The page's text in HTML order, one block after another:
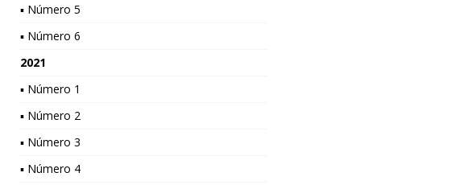
▪ Número 5
▪ Número 6
2021
▪ Número 1
▪ Número 2
▪ Número 3
▪ Número 4